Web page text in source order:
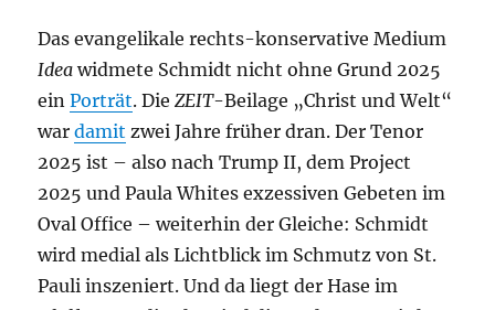
Das evangelikale rechts-konservative Medium
Idea widmete Schmidt nicht ohne Grund 2025
einPorträt. DieZEIT-Beilage „Christ und Welt“
wardamit zwei Jahre früher dran. Der Tenor
2025 ist – also nach Trump II, dem Project
2025 und Paula Whites exzessiven Gebeten im
Oval Office – weiterhin der Gleiche: Schmidt
wird medial als Lichtblick im Schmutz von St.
Pauli inszeniert. Und da liegt der Hase im